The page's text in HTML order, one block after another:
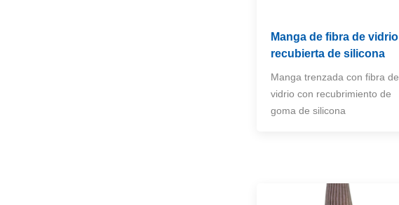
Manga de fibra de vidrio
recubierta de silicona
Manga trenzada con fibra de
vidrio con recubrimiento de
goma de silicona